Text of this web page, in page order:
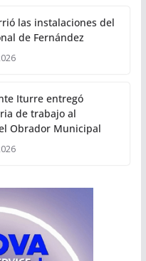
las instalaciones del
de Fernández
Iturre entregó
de trabajo al
Obrador Municipal